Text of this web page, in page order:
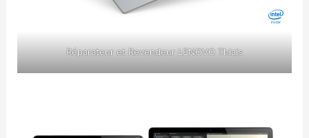
Réparateur et Revendeur LENOVO Thiais